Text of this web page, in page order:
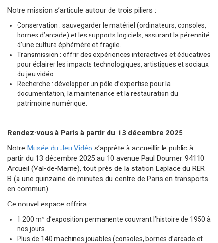
Notre mission s’articule autour de trois piliers :
Conservation : sauvegarder le matériel (ordinateurs, consoles,
bornes d’arcade) et les supports logiciels, assurant la pérennité
d’une culture éphémère et fragile.
Transmission : offrir des expériences interactives et éducatives
pour éclairer les impacts technologiques, artistiques et sociaux
du jeu vidéo.
Recherche : développer un pôle d’expertise pour la
documentation, la maintenance et la restauration du
patrimoine numérique.
Rendez-vous à Paris à partir du 13 décembre 2025
Notre Musée du Jeu Vidéo s’apprête à accueillir le public à
partir du 13 décembre 2025 au 10 avenue Paul Doumer, 94110
Arcueil (Val-de-Marne), tout près de la station Laplace du RER
B (à une quinzaine de minutes du centre de Paris en transports
en commun).
Ce nouvel espace offrira :
1 200 m² d’exposition permanente couvrant l’histoire de 1950 à
nos jours.
Plus de 140 machines jouables (consoles, bornes d’arcade et